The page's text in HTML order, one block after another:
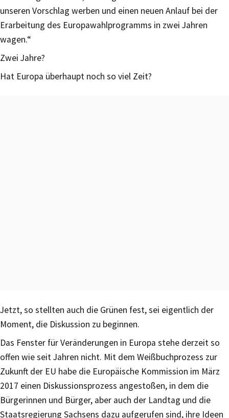
unseren Vorschlag werben und einen neuen Anlauf bei der
Erarbeitung des Europawahlprogramms in zwei Jahren
wagen.“
Zwei Jahre?
Hat Europa überhaupt noch so viel Zeit?
Jetzt, so stellten auch die Grünen fest, sei eigentlich der
Moment, die Diskussion zu beginnen.
Das Fenster für Veränderungen in Europa stehe derzeit so
offen wie seit Jahren nicht. Mit dem Weißbuchprozess zur
Zukunft der EU habe die Europäische Kommission im März
2017 einen Diskussionsprozess angestoßen, in dem die
Bürgerinnen und Bürger, aber auch der Landtag und die
Staatsregierung Sachsens dazu aufgerufen sind, ihre Ideen